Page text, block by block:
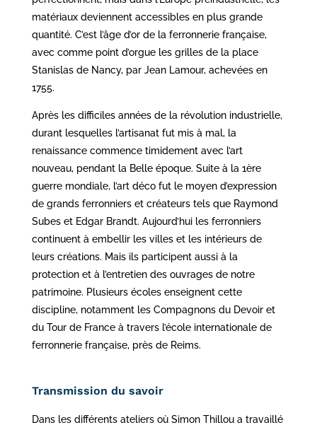
matériaux deviennent accessibles en plus grande
quantité. C’est l’âge d’or de la ferronnerie française,
avec comme point d’orgue les grilles de la place
Stanislas de Nancy, par Jean Lamour, achevées en
1755.
Après les difficiles années de la révolution industrielle,
durant lesquelles l’artisanat fut mis à mal, la
renaissance commence timidement avec l’art
nouveau, pendant la Belle époque. Suite à la 1ère
guerre mondiale, l’art déco fut le moyen d’expression
de grands ferronniers et créateurs tels que Raymond
Subes et Edgar Brandt. Aujourd’hui les ferronniers
continuent à embellir les villes et les intérieurs de
leurs créations. Mais ils participent aussi à la
protection et à l’entretien des ouvrages de notre
patrimoine. Plusieurs écoles enseignent cette
discipline, notamment les Compagnons du Devoir et
du Tour de France à travers l’école internationale de
ferronnerie française, près de Reims.
Transmission du savoir
Dans les différents ateliers où Simon Thillou a travaillé